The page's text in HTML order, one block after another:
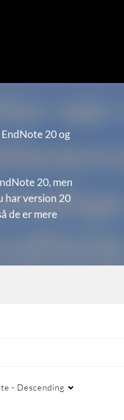
20 og
20, men
har version 20
de er mere
- Descending